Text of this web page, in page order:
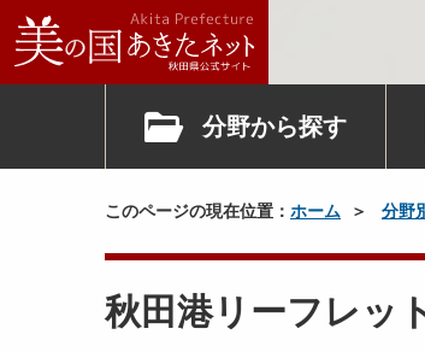
分野から探す
このページの現在位置： ホーム 分野
秋田港リーフレッ